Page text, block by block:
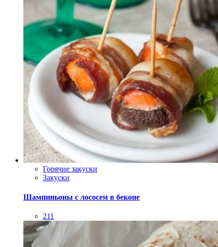
Горячие закуски
Закуски
Шампиньоны с лососем в беконе
211